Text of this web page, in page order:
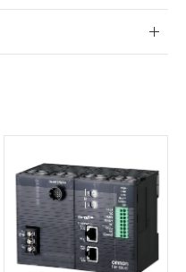
、CADデータをダウンロー
く前に、以下を必ずお読
BV型式承認
（フランス
船舶規格）
KR型式
（韓国
No